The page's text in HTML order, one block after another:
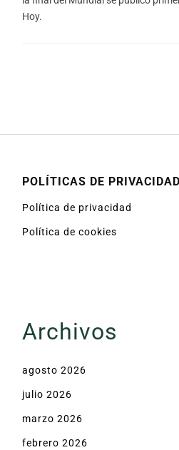
Hoy.
POLÍTICAS DE PRIVACIDAD
Política de privacidad
Política de cookies
Archivos
agosto 2026
julio 2026
marzo 2026
febrero 2026